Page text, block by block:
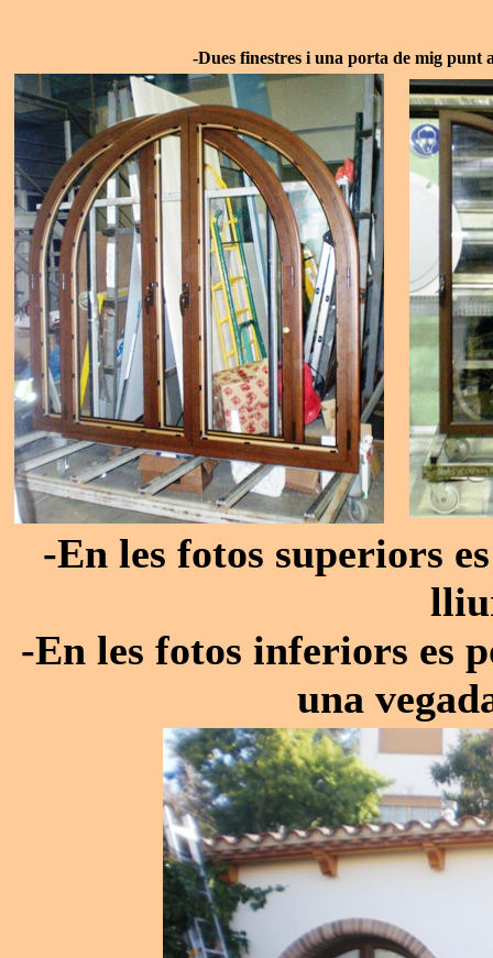
-Dues finestres i una porta de mig
-En les fotos superiors
-En les fotos inferiors es
una